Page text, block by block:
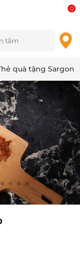
0
quà tặng Sargon
10/16